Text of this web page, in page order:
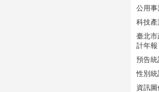
公用事
科技
臺北
計年報
預告統
性別統
資訊